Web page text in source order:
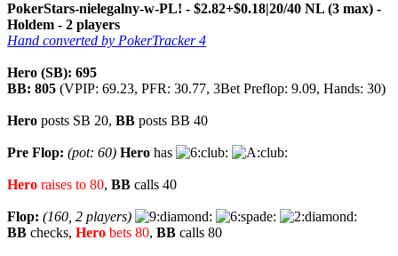
PokerStars-nielegalny-w-PL! - $2.82+$0.18|20/40 NL (3 max) -
Holdem - 2 players
Hand converted by PokerTracker 4
Hero (SB): 695
BB: 805 (VPIP: 69.23, PFR: 30.77, 3Bet Preflop: 9.09, Hands: 30)
Hero posts SB 20, BB posts BB 40
Pre Flop: (pot: 60) Hero has
Hero raises to 80, BB calls 40
Flop: (160, 2 players)
BB checks, Hero bets 80, BB calls 80